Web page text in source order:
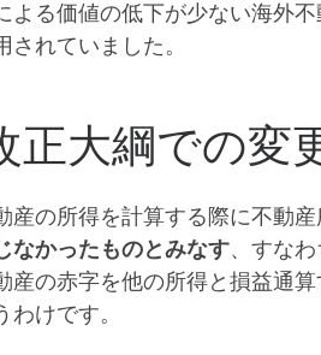
よる価値の低下が少ない海外
れていました。
正大綱での変
の所得を計算する際に不動産
なかったものとみなす、すな
産の赤字を他の所得と損益通
わけです。